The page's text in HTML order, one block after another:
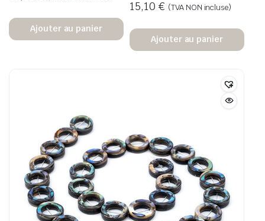
Ajouter au panier
15,10 € (TVA NON incluse)
Ajouter au panier